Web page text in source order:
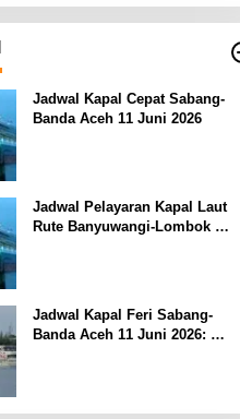
Jadwal Kapal Cepat Sabang-
Banda Aceh 11 Juni 2026
Jadwal Pelayaran Kapal Laut
Rute Banyuwangi-Lombok
Jadwal Kapal Feri Sabang-
Banda Aceh 11 Juni 2026: